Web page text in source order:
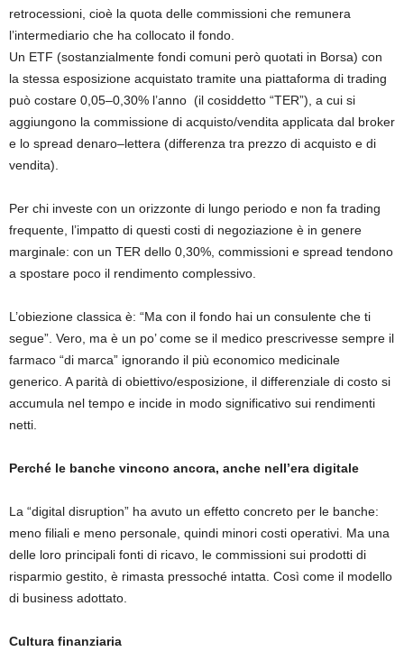
retrocessioni, cioè la quota delle commissioni che remunera
l’intermediario che ha collocato il fondo.
Un ETF (sostanzialmente fondi comuni però quotati in Borsa) con
la stessa esposizione acquistato tramite una piattaforma di trading
può costare 0,05–0,30% l’anno (il cosiddetto “TER”), a cui si
aggiungono la commissione di acquisto/vendita applicata dal broker
e lo spread denaro–lettera (differenza tra prezzo di acquisto e di
vendita).
Per chi investe con un orizzonte di lungo periodo e non fa trading
frequente, l’impatto di questi costi di negoziazione è in genere
marginale: con un TER dello 0,30%, commissioni e spread tendono
a spostare poco il rendimento complessivo.
L’obiezione classica è: “Ma con il fondo hai un consulente che ti
segue”. Vero, ma è un po’ come se il medico prescrivesse sempre il
farmaco “di marca” ignorando il più economico medicinale
generico. A parità di obiettivo/esposizione, il differenziale di costo si
accumula nel tempo e incide in modo significativo sui rendimenti
netti.
Perché le banche vincono ancora, anche nell’era digitale
La “digital disruption” ha avuto un effetto concreto per le banche:
meno filiali e meno personale, quindi minori costi operativi. Ma una
delle loro principali fonti di ricavo, le commissioni sui prodotti di
risparmio gestito, è rimasta pressoché intatta. Così come il modello
di business adottato.
Cultura finanziaria